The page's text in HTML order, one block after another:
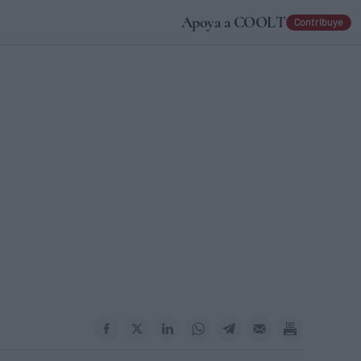
Apoya a COOLT Contribuye